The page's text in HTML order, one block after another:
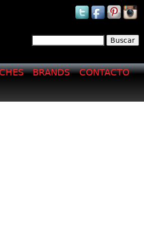
Formulario de
búsqueda
BRANDS CONTACTO